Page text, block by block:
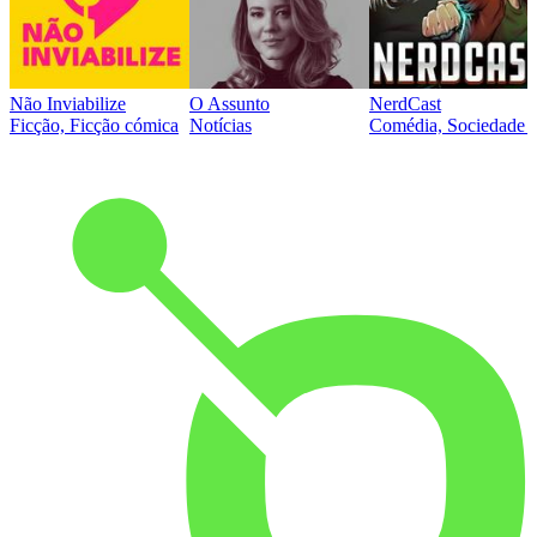
Não Inviabilize
Ficção, Ficção cómica
O Assunto
Notícias
NerdCast
Comédia, Sociedade